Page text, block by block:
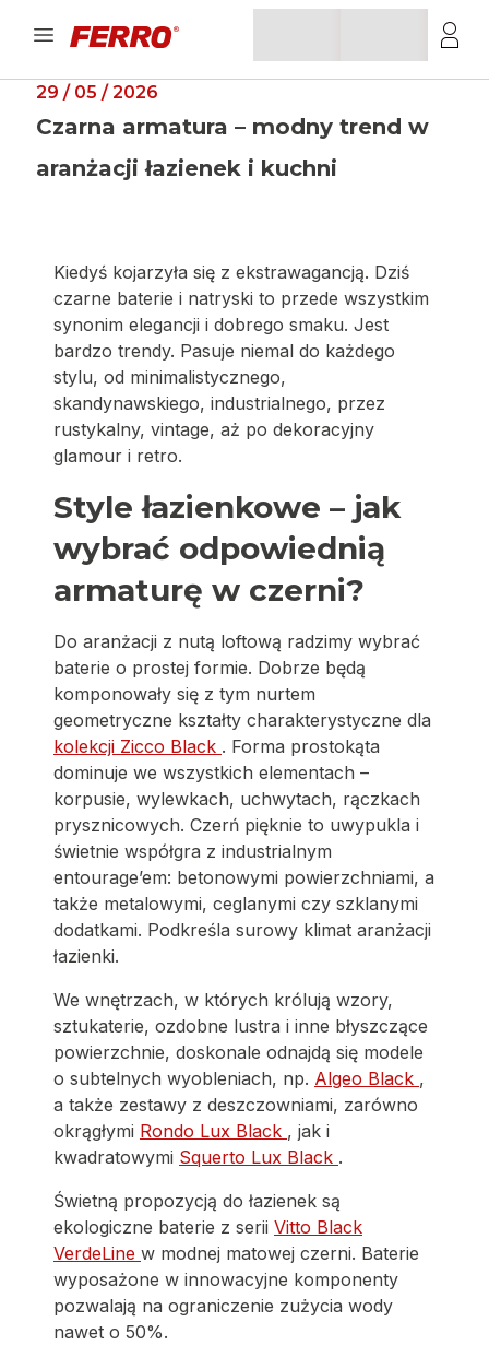
29 / 05 / 2026
Czarna armatura – modny trend w
aranżacji łazienek i kuchni
Kiedyś kojarzyła się z ekstrawagancją. Dziś
czarne baterie i natryski to przede wszystkim
synonim elegancji i dobrego smaku. Jest
bardzo trendy. Pasuje niemal do każdego
stylu, od minimalistycznego,
skandynawskiego, industrialnego, przez
rustykalny, vintage, aż po dekoracyjny
glamour i retro.
Style łazienkowe – jak
wybrać odpowiednią
armaturę w czerni?
Do aranżacji z nutą loftową radzimy wybrać
baterie o prostej formie. Dobrze będą
komponowały się z tym nurtem
geometryczne kształty charakterystyczne dla
kolekcji Zicco Black . Forma prostokąta
dominuje we wszystkich elementach –
korpusie, wylewkach, uchwytach, rączkach
prysznicowych. Czerń pięknie to uwypukla i
świetnie współgra z industrialnym
entourage’em: betonowymi powierzchniami, a
także metalowymi, ceglanymi czy szklanymi
dodatkami. Podkreśla surowy klimat aranżacji
łazienki.
We wnętrzach, w których królują wzory,
sztukaterie, ozdobne lustra i inne błyszczące
powierzchnie, doskonale odnajdą się modele
o subtelnych wyobleniach, np. Algeo Black ,
a także zestawy z deszczowniami, zarówno
okrągłymi Rondo Lux Black , jak i
kwadratowymi Squerto Lux Black .
Świetną propozycją do łazienek są
ekologiczne baterie z serii Vitto Black
VerdeLine w modnej matowej czerni. Baterie
wyposażone w innowacyjne komponenty
pozwalają na ograniczenie zużycia wody
nawet o 50%.